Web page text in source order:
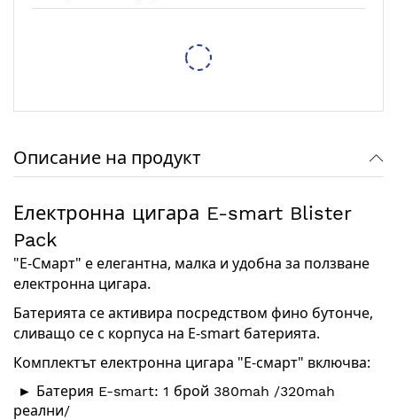
10,99 лв. 6,14 €
7,67 €/15,00 лв. 9,71 €/18,99 лв.
Описание на продукт
Електронна цигара E-smart Blister
Pack
"Е-Смарт" е елегантна, малка и удобна за ползване
електронна цигара.
Батерията се активира посредством фино бутонче,
сливащо се с корпуса на E-smart батерията.
Комплектът електронна цигара "Е-смарт" включва:
► Батерия E-smart: 1 брой 380mah /320mah
реални/